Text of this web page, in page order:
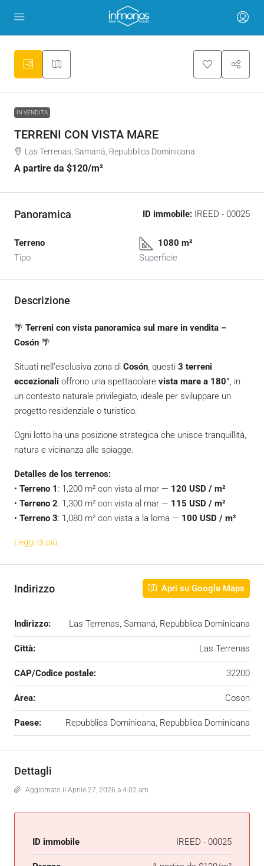
IN VENDITA
TERRENI CON VISTA MARE
Las Terrenas, Samaná, Repubblica Dominicana
A partire da $120/m²
Panoramica ID immobile: IREED - 00025
Terreno
Tipo
1080 m²
Superficie
Descrizione
🌴 Terreni con vista panoramica sul mare in vendita –
Cosón 🌴
Situati nell’esclusiva zona di Cosón, questi 3 terreni
eccezionali offrono una spettacolare vista mare a 180°, in
un contesto naturale privilegiato, ideale per sviluppare un
progetto residenziale o turistico.
Ogni lotto ha una posizione strategica che unisce tranquillità,
natura e vicinanza alle spiagge.
Detalles de los terrenos:
• Terreno 1 : 1,200 m² con vista al mar — 120 USD / m²
• Terreno 2: 1,300 m² con vista al mar — 115 USD / m²
• Terreno 3: 1,080 m² con vista a la loma — 100 USD / m²
Leggi di più
Indirizzo Apri su Google Maps
Indirizzo: Las Terrenas, Samaná, Repubblica Dominicana
Città: Las Terrenas
CAP/Codice postale: 32200
Area: Coson
Paese: Repubblica Dominicana, Repubblica Dominicana
Dettagli
Aggiornato il Aprile 27, 2026 a 4:02 am
ID immobile IREED - 00025